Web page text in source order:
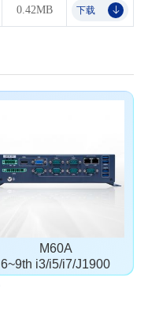
0.42MB 下载 𐃯
M60A
6~9th i3/i5/i7/J1900